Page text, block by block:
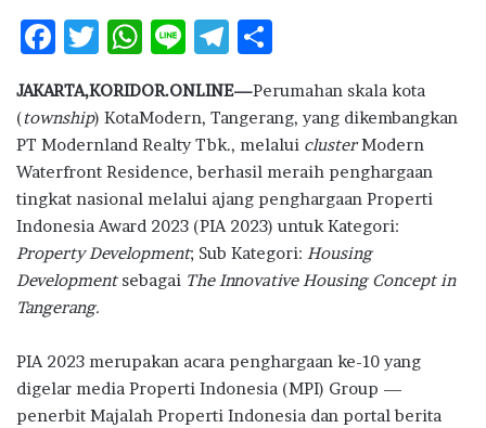
F
e
b
o
o
k
T
it
te
r
W
at
s
A
p
p
Li
e
T
e
g
ra
m
ar
e
JAKARTA,KORIDOR.ONLINE—Perumahan skala kota
(township) KotaModern, Tangerang, yang dikembangkan
PT Modernland Realty Tbk., melalui clusterModern
Waterfront Residence, berhasil meraih penghargaan
tingkat nasional melalui ajang penghargaan Properti
Indonesia Award 2023 (PIA 2023) untuk Kategori:
Property Development; Sub Kategori: Housing
Development sebagai The Innovative Housing Concept in
Tangerang.
PIA 2023 merupakan acara penghargaan ke-10 yang
digelar media Properti Indonesia (MPI) Group —
penerbit Majalah Properti Indonesia dan portal berita